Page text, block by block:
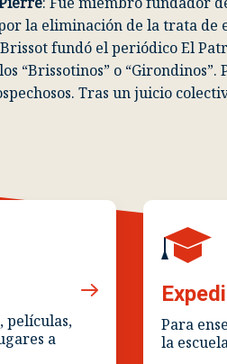
la eliminación de la trata de
fundó el periódico El
“Brissotinos” o
Tras un juicio
películas,
a
Para
la